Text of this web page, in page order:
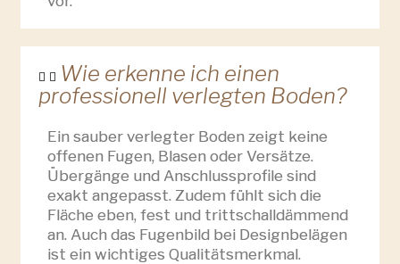
Wie erkenne ich einen
professionell verlegten Boden?
Ein sauber verlegter Boden zeigt keine
offenen Fugen, Blasen oder Versätze.
Übergänge und Anschlussprofile sind
exakt angepasst. Zudem fühlt sich die
Fläche eben, fest und trittschalldämmend
an. Auch das Fugenbild bei Designbelägen
ist ein wichtiges Qualitätsmerkmal.